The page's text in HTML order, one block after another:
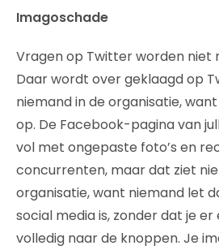
Imagoschade
Vragen op Twitter worden niet
Daar wordt over geklaagd op
niemand in de organisatie,
op. De Facebook-pagina van
vol met ongepaste foto’s en
concurrenten, maar dat ziet
organisatie, want niemand let
social media is, zonder dat je
volledig naar de knoppen. Je